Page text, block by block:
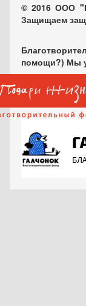
© 2016 ООО
Защищаем
помощи?) Мы